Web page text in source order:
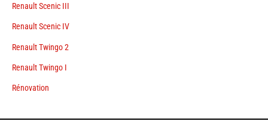
Renault Scenic III
Renault Scenic IV
Renault Twingo 2
Renault Twingo I
Rénovation